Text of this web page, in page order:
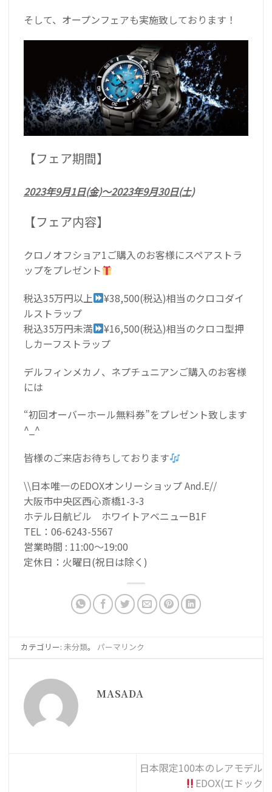
そして、オープンフェアも実施致しております！
【フェア期間】
2023年9月1日(金)〜2023年9月30日(土)
【フェア内容】
クロノオフショア1ご購入のお客様にスペアストラ
ップをプレゼント
税込35万円以上
¥38,500(税込)相当のクロコダイ
ルストラップ
税込35万円未満
¥16,500(税込)相当のクロコ型押
しカーフストラップ
デルフィンメカノ、ネプチュニアンご購入のお客様
には
“初回オーバーホール無料券”をプレゼント致します
^_^
皆様のご来店お待ちしております
\\日本唯一のEDOXオンリーショップ And.E//
大阪市中央区西心斎橋1-3-3
ホテル日航ビル ホワイトアベニューB1F
TEL：06-6243-5567
営業時間 : 11:00〜19:00
定休日：火曜日(祝日は除く)
カテゴリー: 未分類。 パーマリンク
MASADA
日本限定100本のレアモデル
EDOX(エドック